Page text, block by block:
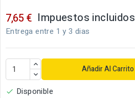
7,65 € Impuestos incluidos
Entrega entre 1 y 3 dias
Añadir Al Carrito
 Disponible